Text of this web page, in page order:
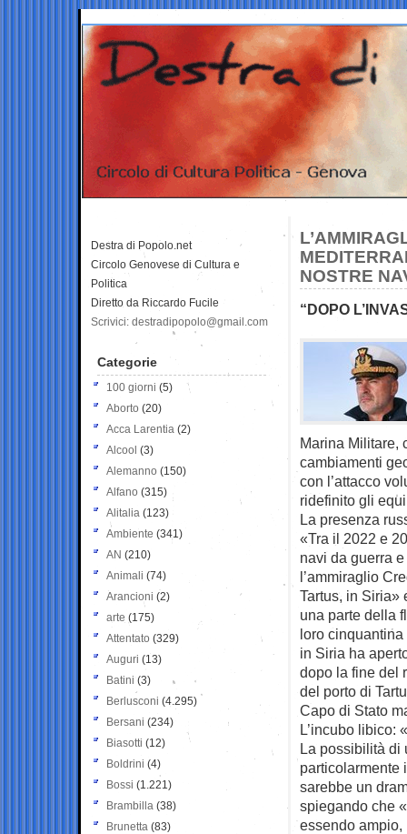
NOSTRE
“DOPO
Marina Militare,
cambiamenti
con l’attacco
ridefinito gli
La presenza
«Tra il 2022 e
navi da guerra
l’ammiraglio
Tartus, in Siria»
una parte della
loro
in Siria ha
dopo la fine del
del porto di
Capo di Stato
L’incubo libico:
La possibilità di
particolarmente
sarebbe un
spiegando che
essendo
Destra di Popolo.net
Circolo Genovese di Cultura e
Politica
Diretto da Riccardo Fucile
Scrivici: destradipopolo@gmail.com
Categorie
100 giorni (5)
Aborto (20)
Acca Larentia (2)
Alcool (3)
Alemanno (150)
Alfano (315)
Alitalia (123)
Ambiente (341)
AN (210)
Animali (74)
Arancioni (2)
arte (175)
Attentato (329)
Auguri (13)
Batini (3)
Berlusconi (4.295)
Bersani (234)
Biasotti (12)
Boldrini (4)
Bossi (1.221)
Brambilla (38)
Brunetta (83)